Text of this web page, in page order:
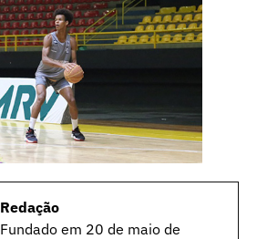
Redação
Fundado em 20 de maio de